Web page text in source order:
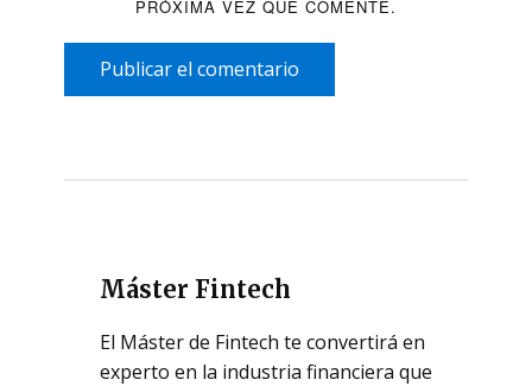
PRÓXIMA VEZ QUE COMENTE.
Publicar el comentario
Máster Fintech
El Máster de Fintech te convertirá en
experto en la industria financiera que